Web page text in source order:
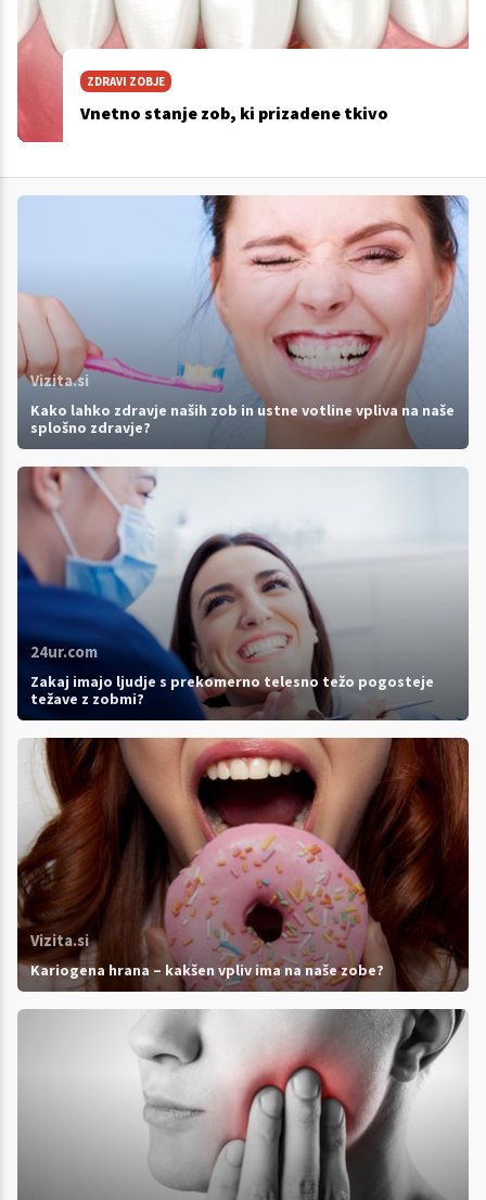
ZDRAVI ZOBJE
Vnetno stanje zob, ki prizadene tkivo
Vizita.si
Kako lahko zdravje naših zob in ustne votline vpliva na naše
splošno zdravje?
24ur.com
Zakaj imajo ljudje s prekomerno telesno težo pogosteje
težave z zobmi?
Vizita.si
Kariogena hrana – kakšen vpliv ima na naše zobe?